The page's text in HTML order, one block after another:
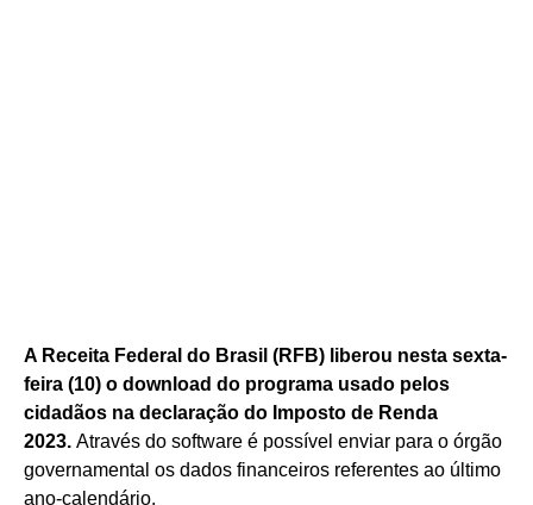
A Receita Federal do Brasil (RFB) liberou nesta sexta-
feira (10) o download do programa usado pelos
cidadãos na declaração do Imposto de Renda
2023. Através do software é possível enviar para o órgão
governamental os dados financeiros referentes ao último
ano-calendário.